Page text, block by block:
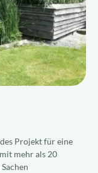
Projekt für eine
mehr als 20